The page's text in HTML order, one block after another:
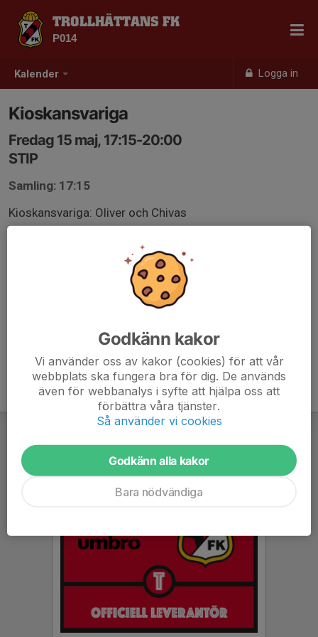
Kalender Logga in
TROLLHÄTTANS FK
P014
Kioskansvariga
Fredag 15 maj, 17:15-20:00
STIP
Samling: 17:15
Kioskansvariga: Oliver och Chivas
Godkänn kakor
Vi använder oss av kakor (cookies) för att vår
webbplats ska fungera bra för dig. De används
även för webbanalys i syfte att hjälpa oss att
förbättra våra tjänster.
Så använder vi cookies
Godkänn alla kakor
Bara nödvändiga